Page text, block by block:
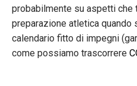
probabilmente su aspetti che
preparazione atletica quando
calendario fitto di impegni
come possiamo trascorrere